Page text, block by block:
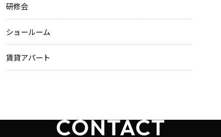
研修会
ショールーム
賃貸アパート